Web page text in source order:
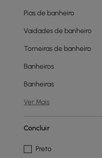
Pias de banheiro
Vaidades de banheiro
Torneiras de banheiro
Banheiros
Banheiras
Ver Mais
Concluir
Preto